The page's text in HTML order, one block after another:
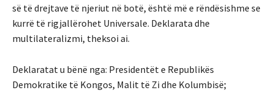
së të drejtave të njeriut në botë, është më e rëndësishme se
kurrë të rigjallërohet Universale. Deklarata dhe
multilateralizmi, theksoi ai.
Deklaratat u bënë nga: Presidentët e Republikës
Demokratike të Kongos, Malit të Zi dhe Kolumbisë;